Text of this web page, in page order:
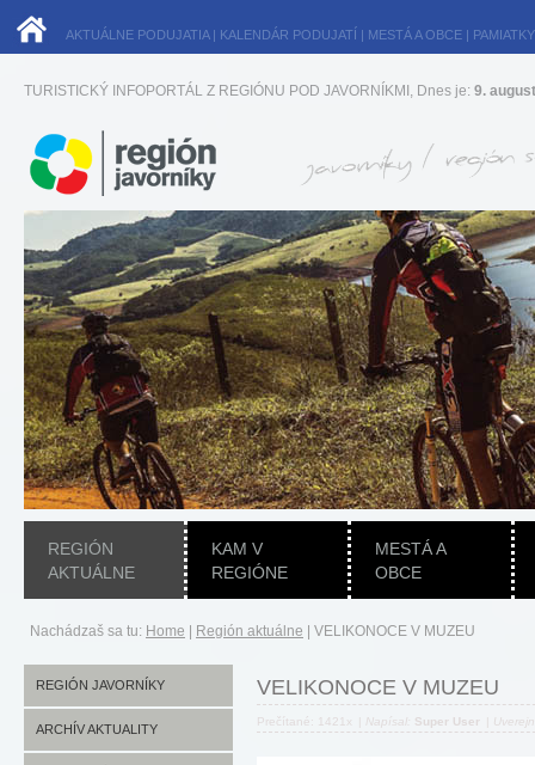
AKTUÁLNE PODUJATIA| KALENDÁR PODUJATÍ | MESTÁ A OBCE | PAMIATKY
TURISTICKÝ INFOPORTÁL Z REGIÓNU POD JAVORNÍKMI, Dnes je: 9.
REGIÓN
AKTUÁLNE
KAM V
REGIÓNE
MESTÁ A
OBCE
Nachádzaš sa tu: Home Región aktuálne VELIKONOCE V MUZEU
REGIÓN JAVORNÍKY
ARCHÍV AKTUALITY
VELIKONOCE V MUZEU
Prečítané: 1421x Napísal: Super User